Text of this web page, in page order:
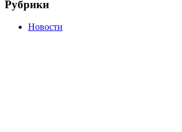
Рубрики
Новости